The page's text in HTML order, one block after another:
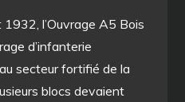
l’Ouvrage A5 Bois
d’infanterie
secteur fortifié de la
blocs devaient